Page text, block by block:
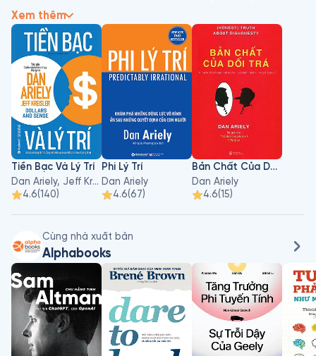
chức nghiên cứu Trung tâm Nhận thức Nâng cao, đồng thời là
đồng sáng lập của một số công ty triển khai những hiểu biết
sâu sắc từ khoa học hành vi.
Ariely là tác giả của ba cuốn sách New York Times Best Seller
là Phi Lý Trí, Mặt Trái Của Sự Phi Lý Trí, và Sự Thật Trung Thực
Về Sự Thiếu Trung Thức, cũng như các cuốn sách Dollars and
Sense, Irrationally Yours - một bộ sưu tập chuyên mục tư vấn
của The Wall Street Journal “ Hãy hỏi Ariely ”; và Payoff, một
cuốn sách ngắn của TED. Ariely xuất hiện trong một số bộ
phim tài liệu, bao gồm The Inventor: Out for Blood ở Thung
lũng Silicon, sản xuất và tham gia (Dis) Honesty: The Truth
About Lies.
Xem thêm
Tiền Bạc Và Lý Trí
Dan Ariely, Jeff Kreisler
4.6(140)
Phi Lý Trí
Dan Ariely
4.6(67)
Bản Chất Của Dối Trá
Dan Ariely
4.6(15)
Cùng nhà xuất bản
Alphabooks